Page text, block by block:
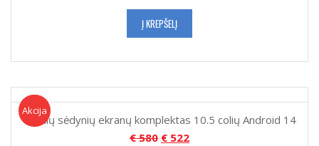
Į KREPŠELĮ
Akcija
Akcija!
Galinių sėdynių ekranų komplektas 10.5 colių Android 14
€580 € 522